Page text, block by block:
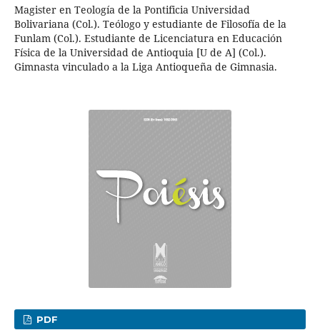
Magister en Teología de la Pontificia Universidad
Bolivariana (Col.). Teólogo y estudiante de Filosofía de la
Funlam (Col.). Estudiante de Licenciatura en Educación
Física de la Universidad de Antioquia [U de A] (Col.).
Gimnasta vinculado a la Liga Antioqueña de Gimnasia.
PDF